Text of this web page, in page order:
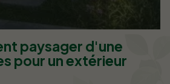
paysager d'une
pour un extérieur